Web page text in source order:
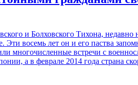
и Болховского Тихона,
восемь лет он и его паства
многочисленные встречи с
а в феврале 2014 года страна